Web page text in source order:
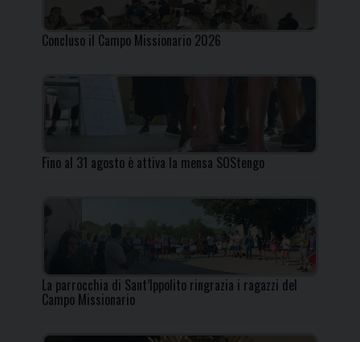
Concluso il Campo Missionario 2026
Fino al 31 agosto è attiva la mensa SOStengo
La parrocchia di Sant’Ippolito ringrazia i ragazzi del
Campo Missionario